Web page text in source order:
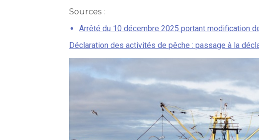
Sources :
Arrêté du 10 décembre 2025 portant modification
Déclaration des activités de pêche : passage à la